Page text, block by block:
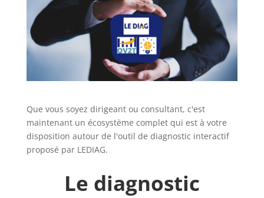
Que vous soyez dirigeant ou consultant, c'est
maintenant un écosystème complet qui est à votre
disposition autour de l'outil de diagnostic interactif
proposé par LEDIAG.
Le diagnostic